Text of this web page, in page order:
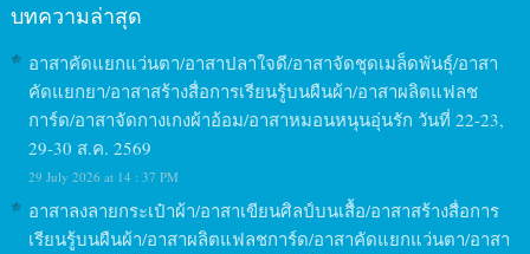
บทความล่าสุด
อาสาคัดแยกแว่นตา/อาสาปลาใจดี/อาสาจัดชุดเมล็ดพันธุ์/อาสา
คัดแยกยา/อาสาสร้างสื่อการเรียนรู้บนผืนผ้า/อาสาผลิตแฟลช
การ์ด/อาสาจัดกางเกงผ้าอ้อม/อาสาหมอนหนุนอุ่นรัก วันที่ 22-23,
29-30 ส.ค. 2569
29 July 2026 at 14 : 37 PM
อาสาลงลายกระเป๋าผ้า/อาสาเขียนศิลป์บนเสื้อ/อาสาสร้างสื่อการ
เรียนรู้บนผืนผ้า/อาสาผลิตแฟลชการ์ด/อาสาคัดแยกแว่นตา/อาสา